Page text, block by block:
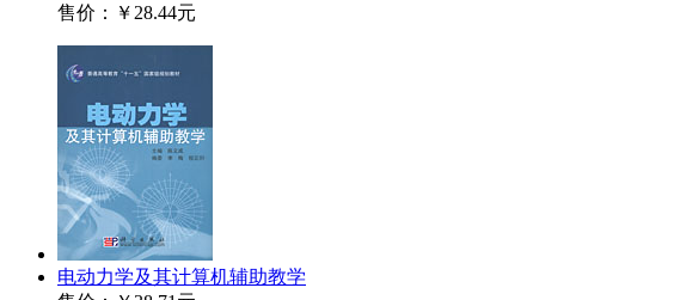
售价：
￥28.44元
电动力学及其计算机辅助教学